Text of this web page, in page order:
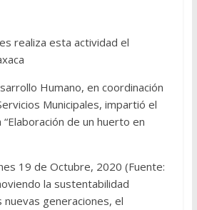
realiza esta actividad el
Humano, en coordinación
Municipales, impartió el
de un huerto en
19 de Octubre, 2020 (Fuente:
la sustentabilidad
generaciones, el